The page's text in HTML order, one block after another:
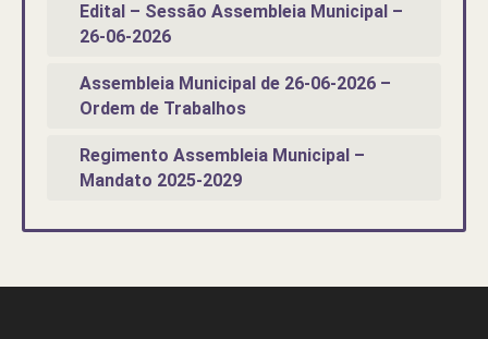
Edital – Sessão Assembleia Municipal –
26-06-2026
Assembleia Municipal de 26-06-2026 –
Ordem de Trabalhos
Regimento Assembleia Municipal –
Mandato 2025-2029